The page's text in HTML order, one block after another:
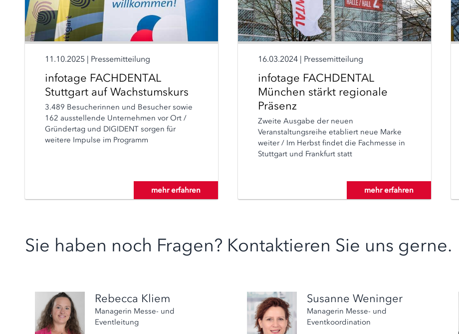
11.10.2025 | Pressemitteilung
infotage FACHDENTAL
Stuttgart auf Wachstumskurs
3.489 Besucherinnen und Besucher sowie
162 ausstellende Unternehmen vor Ort /
Gründertag und DIGIDENT sorgen für
weitere Impulse im Programm
mehr erfahren
16.03.2024| Pressemitteilung
infotage FACHDENTAL
München stärkt regionale
Präsenz
Zweite Ausgabe der neuen
Veranstaltungsreihe etabliert neue Marke
weiter / Im Herbst findet die Fachmesse in
Stuttgart und Frankfurt statt
mehr erfahren
Sie haben noch Fragen? Kontaktieren Sie uns gerne.
Rebecca Kliem
Managerin Messe- und
Eventleitung
Susanne Weninger
Managerin Messe- und
Eventkoordination